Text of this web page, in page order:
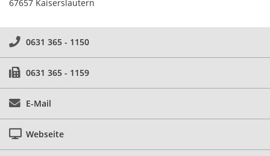
67657 Kaiserslautern
0631 365 - 1150
0631 365 - 1159
E-Mail
Webseite